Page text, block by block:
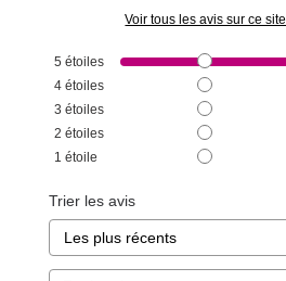
Voir tous les avis sur ce site
5 étoiles
4 étoiles
3 étoiles
2 étoiles
1 étoile
Trier les avis